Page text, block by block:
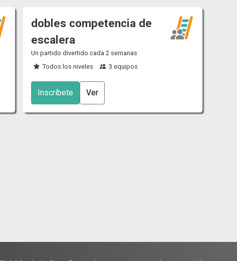
dobles competencia de
escalera
Un partido divertido cada 2 semanas
Todos los niveles
3 equipos
Inscríbete Ver